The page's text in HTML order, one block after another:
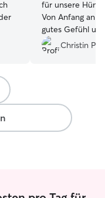
für unsere
Von Anfang an
gutes Gefühl
entspannt
dass sie bei
zwischendurch
und Updates
unglaublich
Christin P.